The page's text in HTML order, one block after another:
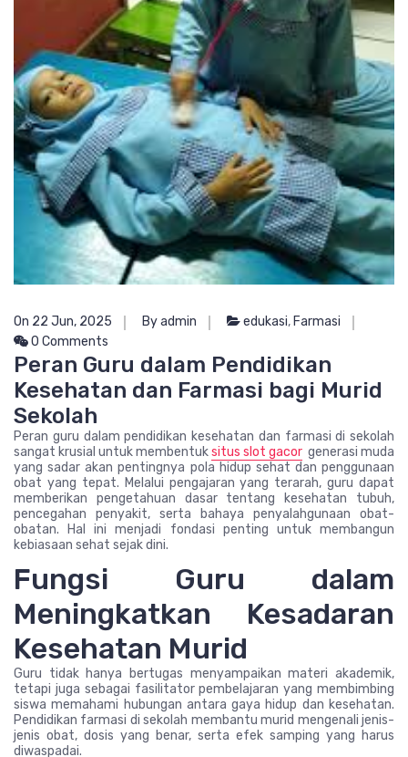
On 22 Jun, 2025 By admin edukasi, Farmasi
0 Comments
Peran Guru dalam Pendidikan
Kesehatan dan Farmasi bagi Murid
Sekolah
Peran guru dalam pendidikan kesehatan dan farmasi di sekolah
sangat krusial untuk membentuksitus slot gacor generasi muda
yang sadar akan pentingnya pola hidup sehat dan penggunaan
obat yang tepat. Melalui pengajaran yang terarah, guru dapat
memberikan pengetahuan dasar tentang kesehatan tubuh,
pencegahan penyakit, serta bahaya penyalahgunaan obat-
obatan. Hal ini menjadi fondasi penting untuk membangun
kebiasaan sehat sejak dini.
Fungsi Guru dalam
Meningkatkan Kesadaran
Kesehatan Murid
Guru tidak hanya bertugas menyampaikan materi akademik,
tetapi juga sebagai fasilitator pembelajaran yang membimbing
siswa memahami hubungan antara gaya hidup dan kesehatan.
Pendidikan farmasi di sekolah membantu murid mengenali jenis-
jenis obat, dosis yang benar, serta efek samping yang harus
diwaspadai.